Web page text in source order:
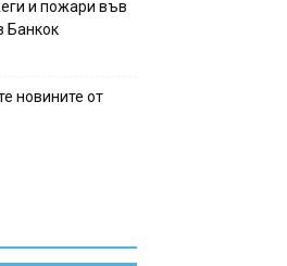
и пожари във
Банкок
новините от